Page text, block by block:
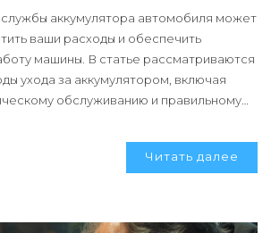
аккумулятора автомобиля может
ваши расходы и обеспечить
машины. В статье рассматриваются
ухода за аккумулятором, включая
обслуживанию и правильному
жизнь вашего автомобильного
неожиданных поломок.
годы. Практическое руководство для
Читать далее